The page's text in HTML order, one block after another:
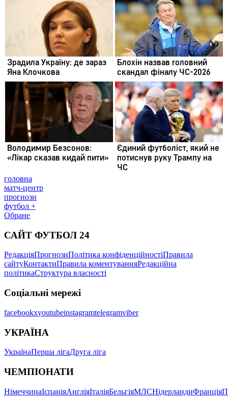
головна
матч-центр
прогнози
футбол +
Обране
САЙТ ФУТБОЛ 24
РедакціяПрогнозиПолітика конфіденційностіПравила
сайтуКонтактиПравила коментуванняРедакційна
політикаСтруктура власності
Соціальні мережі
facebookxyoutubeinstagramtelegramviber
УКРАЇНА
УкраїнаПерша лігаДруга ліга
ЧЕМПІОНАТИ
НімеччинаІспаніяАнгліяІталіяБельгіяМЛСНідерландиФранція